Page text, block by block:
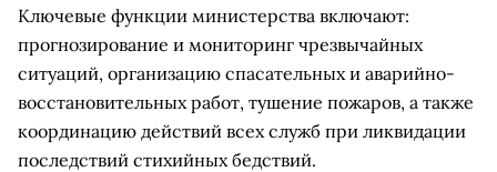
Ключевые функции министерства включают:
прогнозирование и мониторинг чрезвычайных
ситуаций, организацию спасательных и аварийно-
восстановительных работ, тушение пожаров, а также
координацию действий всех служб при ликвидации
последствий стихийных бедствий.